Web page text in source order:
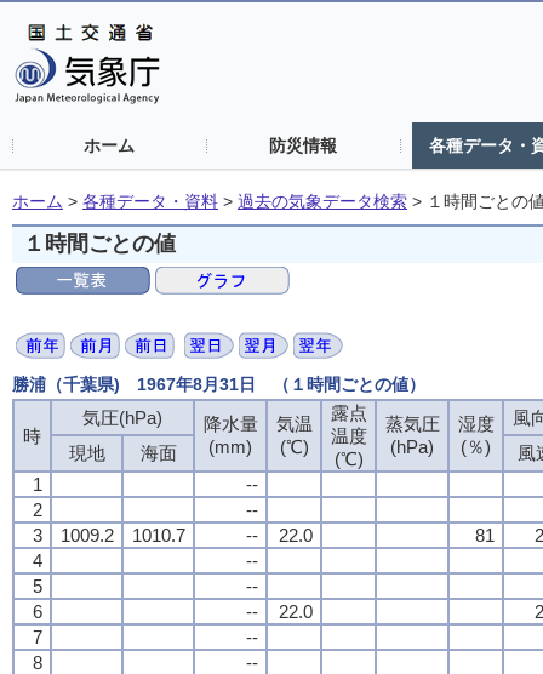
ホーム 防災情報 各種データ・
ホーム > 各種データ・資料 > 過去の気象データ検索 > １時間ごとの
１時間ごとの値
勝浦（千葉県) 1967年8月31日 （１時間ごとの値）
時
気圧(hPa)
降水量
(mm)
気温
(℃)
露点
温度
(℃)
蒸気圧
(hPa)
湿度
(％)
風
現地
海面
風
1
--
2
--
3
1009.2 1010.7 -- 22.0 81
4
--
5
--
6
-- 22.0
7
--
8
--
時
気圧(hPa)
降水量
(mm)
気温
(℃)
露点
温度
(℃)
蒸気圧
(hPa)
湿度
(％)
風
現地
海面
風
1
--
2
--
3
1009.2 1010.7 -- 22.0 81
4
--
5
--
6
-- 22.0
7
--
8
--
時
気圧(hPa)
降水量
(mm)
気温
(℃)
露点
温度
(℃)
蒸気圧
(hPa)
湿度
(％)
風
現地
海面
風
1
--
2
--
3
1009.2 1010.7 -- 22.0 81
4
--
5
--
6
-- 22.0
7
--
8
--
時
気圧(hPa)
降水量
(mm)
気温
(℃)
露点
温度
(℃)
蒸気圧
(hPa)
湿度
(％)
風
現地
海面
風
1
--
2
--
3
1009.2 1010.7 -- 22.0 81
4
--
5
--
6
-- 22.0
7
--
8
--